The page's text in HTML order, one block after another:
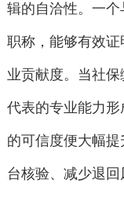
辑的自洽性。一
职称，能够有效
业贡献度。当社
代表的专业能力
的可信度便大幅
台核验、减少退